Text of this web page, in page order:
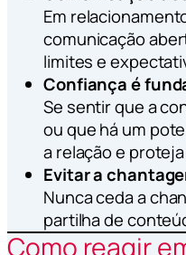
Em
comunicação
limites e
Confiança é
Se sentir que a
ou que há um
a relação e
Evitar a
Nunca ceda a
partilha de
Como reagir